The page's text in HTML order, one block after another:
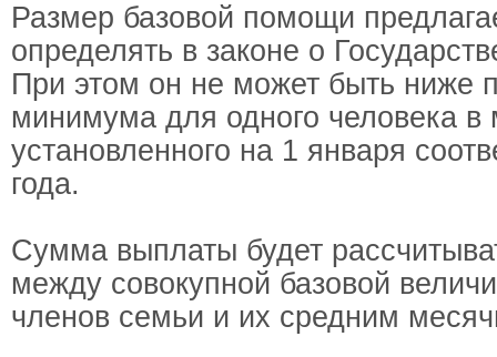
Размер базовой помощи
определять в законе о
При этом он не может быть ниже
минимума для одного человека в
установленного на 1 января
года.
Сумма выплаты будет
между совокупной базовой
членов семьи и их средним